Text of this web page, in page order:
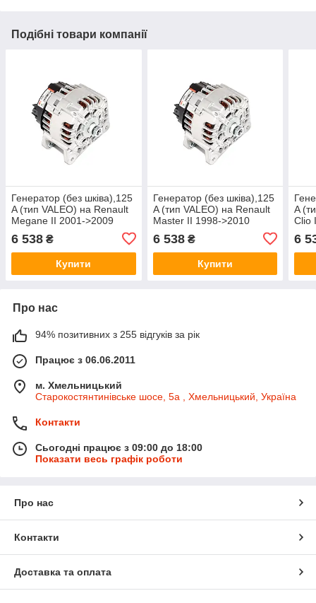
Подібні товари компанії
Генератор (без шківа),125
A (тип VALEO) на Renault
Megane II 2001->2009
6 538 ₴
Купити
Генератор (без шківа),125
A (тип VALEO) на Renault
Master II 1998->2010
A3035
6 538₴
Купити
A
Clio
6
Про нас
94% позитивних з 255 відгуків за рік
Працює з 06.06.2011
м. Хмельницький
Старокостянтинівське шосе, 5а , Хмельницький, Україна
Контакти
Сьогодні працює з 09:00 до 18:00
Показати весь графік роботи
Про нас
Контакти
Доставка та оплата